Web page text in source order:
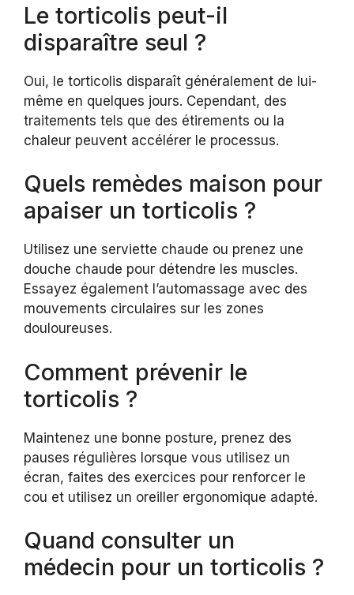
Le torticolis peut-il
disparaître seul ?
Oui, le torticolis disparaît généralement de lui-
même en quelques jours. Cependant, des
traitements tels que des étirements ou la
chaleur peuvent accélérer le processus.
Quels remèdes maison pour
apaiser un torticolis ?
Utilisez une serviette chaude ou prenez une
douche chaude pour détendre les muscles.
Essayez également l’automassage avec des
mouvements circulaires sur les zones
douloureuses.
Comment prévenir le
torticolis ?
Maintenez une bonne posture, prenez des
pauses régulières lorsque vous utilisez un
écran, faites des exercices pour renforcer le
cou et utilisez un oreiller ergonomique adapté.
Quand consulter un
médecin pour un torticolis ?